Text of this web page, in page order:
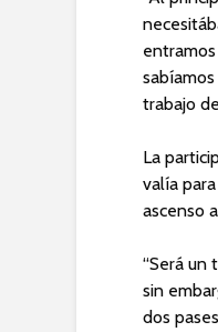
trabajo
La
valía
ascenso
“Será un
sin
dos